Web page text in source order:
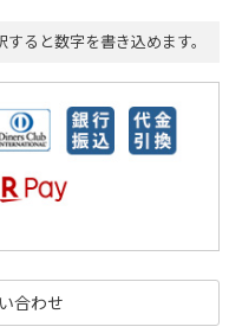
ると数字を書き込めます。
合わせ